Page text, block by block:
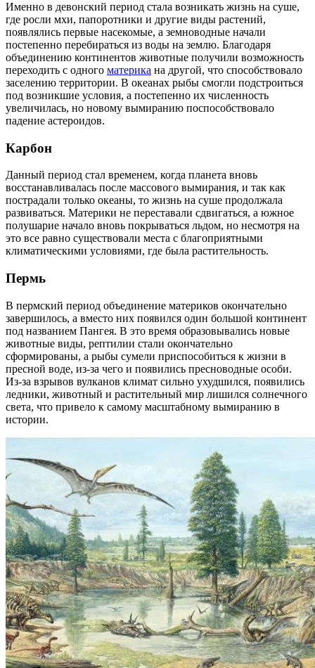
Именно в девонский период стала возникать жизнь на суше,
где росли мхи, папоротники и другие виды растений,
появлялись первые насекомые, а земноводные начали
постепенно перебираться из воды на землю. Благодаря
объединению континентов животные получили возможность
переходить с одного материка на другой, что способствовало
заселению территории. В океанах рыбы смогли подстроиться
под возникшие условия, а постепенно их численность
увеличилась, но новому вымиранию поспособствовало
падение астероидов.
Карбон
Данный период стал временем, когда планета вновь
восстанавливалась после массового вымирания, и так как
пострадали только океаны, то жизнь на суше продолжала
развиваться. Материки не переставали сдвигаться, а южное
полушарие начало вновь покрываться льдом, но несмотря на
это все равно существовали места с благоприятными
климатическими условиями, где была растительность.
Пермь
В пермский период объединение материков окончательно
завершилось, а вместо них появился один большой континент
под названием Пангея. В это время образовывались новые
животные виды, рептилии стали окончательно
сформированы, а рыбы сумели приспособиться к жизни в
пресной воде, из-за чего и появились пресноводные особи.
Из-за взрывов вулканов климат сильно ухудшился, появились
ледники, животный и растительный мир лишился солнечного
света, что привело к самому масштабному вымиранию в
истории.